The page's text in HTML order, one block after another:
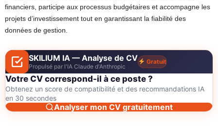
financiers, participe aux processus budgétaires et accompagne les
projets d’investissement tout en garantissant la fiabilité des
données de gestion.
SKILIUM IA — Analyse de CV
Propulsé par l'IA Claude d'Anthropic
Gratuit
Votre CV correspond-il à ce poste ?
Obtenez un score de compatibilité et des recommandations IA
en 30 secondes
Analyser mon CV gratuitement